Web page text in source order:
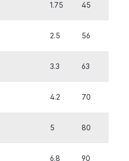
1.75 45
2.5 56
3.3 63
4.2 70
5 80
6.8 90